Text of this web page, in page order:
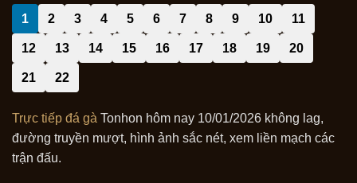
1 2 3 4 5 6 7 8 9 10 11
12 13 14 15 16 17 18 19 20
21 22
Trực tiếp đá gà Tonhon hôm nay 10/01/2026 không lag,
đường truyền mượt, hình ảnh sắc nét, xem liền mạch các
trận đấu.